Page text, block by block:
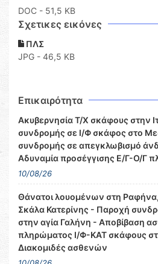
DOC - 51,5 KB
Σχετικες εικόνες
ΠΛΣ
JPG - 46,5 KB
Επικαιρότητα
Ακυβερνησία Τ/Χ σκάφους στην
συνδρομής σε Ι/Φ σκάφος στο
συνδρομής σε απεγκλωβισμό
Αδυναμία προσέγγισης Ε/Γ-Ο/Γ
10/08/26
Θάνατοι λουομένων στη
Σκάλα Κατερίνης - Παροχή
στην αγία Γαλήνη - Αποβίβαση
πληρώματος Ι/Φ-ΚΑΤ σκάφους
Διακομιδές ασθενών